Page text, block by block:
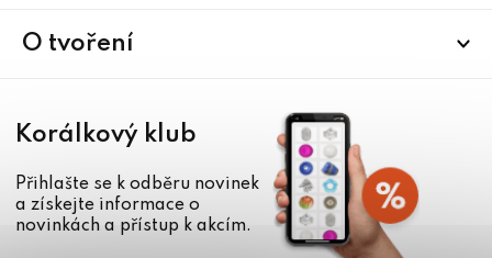
O tvoření
Korálkový klub
Přihlašte se k odběru novinek
a získejte informace o
novinkách a přístup k akcím.